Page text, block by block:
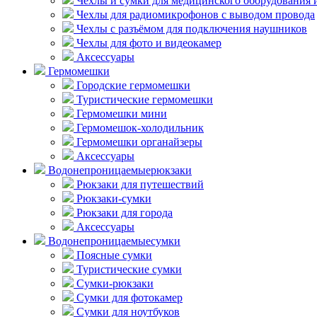
Чехлы для радиомикрофонов с выводом провода
Чехлы с разъёмом для подключения наушников
Чехлы для фото и видеокамер
Аксессуары
Гермомешки
Городские гермомешки
Туристические гермомешки
Гермомешки мини
Гермомешок-холодильник
Гермомешки органайзеры
Аксессуары
Водонепроницаемыерюкзаки
Рюкзаки для путешествий
Рюкзаки-сумки
Рюкзаки для города
Аксессуары
Водонепроницаемыесумки
Поясные сумки
Туристические сумки
Сумки-рюкзаки
Сумки для фотокамер
Сумки для ноутбуков